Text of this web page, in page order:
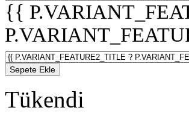
{{
Sepete Ekle
Tükendi